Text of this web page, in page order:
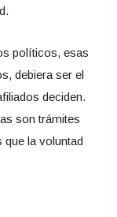
políticos, esas
debiera ser el
deciden.
son trámites
la voluntad